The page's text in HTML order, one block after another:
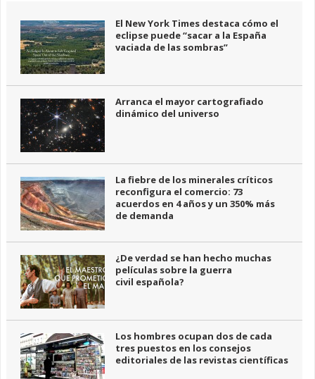
El New York Times destaca cómo el
eclipse puede “sacar a la España
vaciada de las sombras”
Arranca el mayor cartografiado
dinámico del universo
La fiebre de los minerales críticos
reconfigura el comercio: 73
acuerdos en 4 años y un 350% más
de demanda
¿De verdad se han hecho muchas
películas sobre la guerra
civil española?
Los hombres ocupan dos de cada
tres puestos en los consejos
editoriales de las revistas científicas